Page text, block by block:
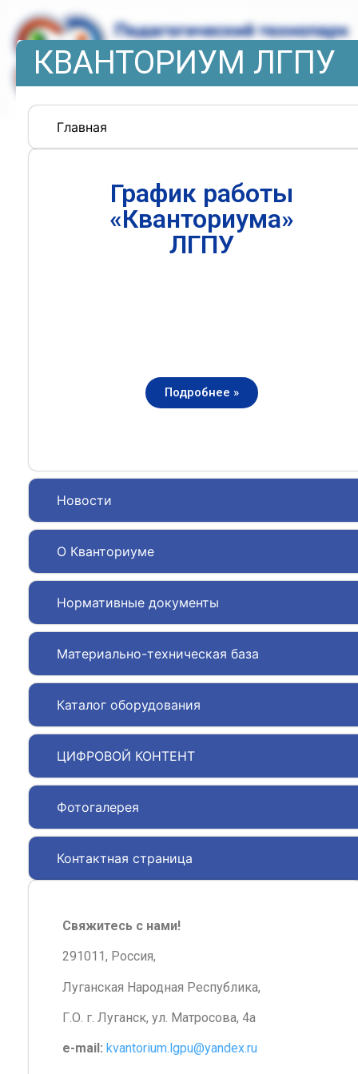
КВАНТОРИУМ ЛГПУ
Главная
Новости
О Кванториуме
Нормативные документы
Материально-техническая база
Каталог оборудования
ЦИФРОВОЙ КОНТЕНТ
Фотогалерея
Контактная страница
График работы
«Кванториума»
ЛГПУ
Подробнее »
Свяжитесь с нами!
291011, Россия,
Луганская Народная Республика,
Г.О. г. Луганск, ул. Матросова, 4а
e-mail: kvantorium.lgpu@yandex.ru